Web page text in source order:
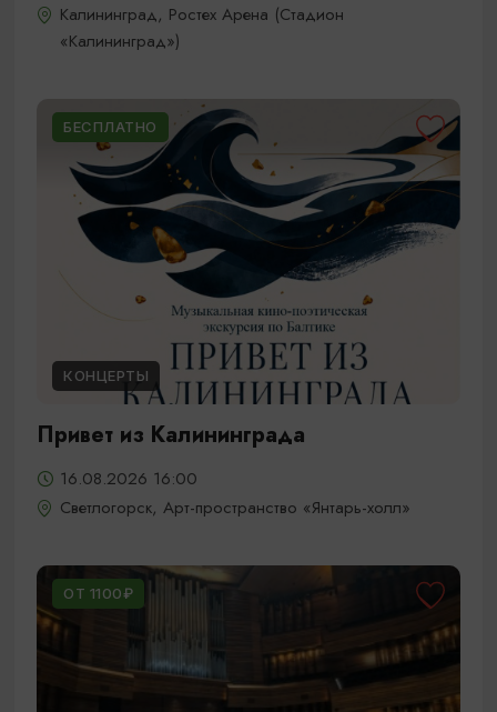
Калининград, Ростех Арена (Стадион
«Калининград»)
БЕСПЛАТНО
КОНЦЕРТЫ
Привет из Калининграда
16.08.2026 16:00
Светлогорск, Арт-пространство «Янтарь-холл»
ОТ 1100₽